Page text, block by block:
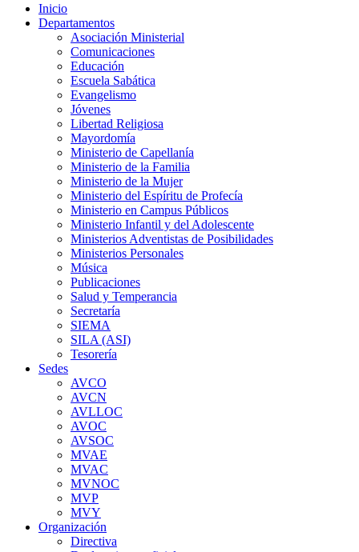
Inicio
Departamentos
Asociación Ministerial
Comunicaciones
Educación
Escuela Sabática
Evangelismo
Jóvenes
Libertad Religiosa
Mayordomía
Ministerio de Capellanía
Ministerio de la Familia
Ministerio de la Mujer
Ministerio del Espíritu de Profecía
Ministerio en Campus Públicos
Ministerio Infantil y del Adolescente
Ministerios Adventistas de Posibilidades
Ministerios Personales
Música
Publicaciones
Salud y Temperancia
Secretaría
SIEMA
SILA (ASI)
Tesorería
Sedes
AVCO
AVCN
AVLLOC
AVOC
AVSOC
MVAE
MVAC
MVNOC
MVP
MVY
Organización
Directiva